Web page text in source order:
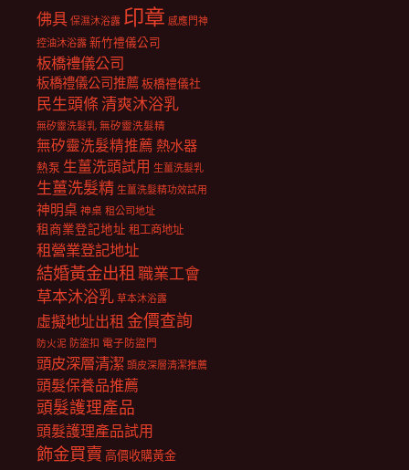
佛具 保濕沐浴露 印章 感應門神
控油沐浴露 新竹禮儀公司
板橋禮儀公司
板橋禮儀公司推薦板橋禮儀社
民生頭條清爽沐浴乳
無矽靈洗髮乳 無矽靈洗髮精
無矽靈洗髮精推薦 熱水器
熱泵 生薑洗頭試用 生薑洗髮乳
生薑洗髮精 生薑洗髮精功效試用
神明桌 神桌 租公司地址
租商業登記地址 租工商地址
租營業登記地址
結婚黃金出租職業工會
草本沐浴乳 草本沐浴露
虛擬地址出租 金價查詢
防火泥 防盜扣 電子防盜門
頭皮深層清潔 頭皮深層清潔推薦
頭髮保養品推薦
頭髮護理產品
頭髮護理產品試用
飾金買賣 高價收購黃金